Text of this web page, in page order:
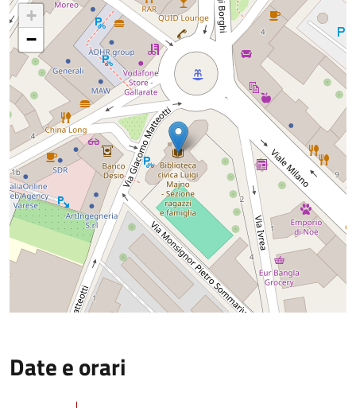
+
−
Date e orari